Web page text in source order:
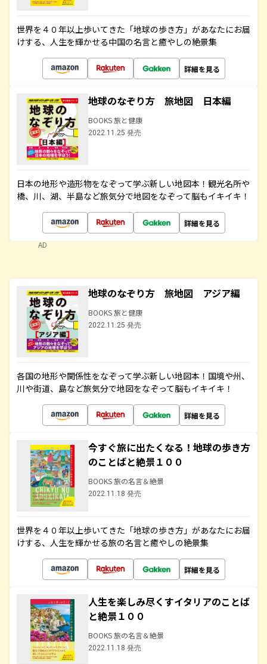
世界を４０年以上歩いてきた「地球の歩き方」があなたにお届
けする、人生を輝かせる中国の名言と癒やしの絶景集
詳細を見る
地球のなぞり方 旅地図 日本編
BOOKS 旅と健康
2022.11.25 発売
日本の地形や造形物をなぞって学ぶ新しい地図本！観光名所や
橋、川、湖、半島など旅気分で地図をなぞって脳もイキイキ！
詳細を見る
AD
地球のなぞり方 旅地図 アジア編
BOOKS 旅と健康
2022.11.25 発売
各国の地形や関係性をなぞって学ぶ新しい地図本！国境や州、
川や街道、島など旅気分で地図をなぞって脳もイキイキ！
詳細を見る
今すぐ旅に出たくなる！地球の歩き方
のことばと絶景１００
BOOKS 旅の名言＆絶景
2022.11.18 発売
世界を４０年以上歩いてきた「地球の歩き方」があなたにお届
けする、人生を輝かせる旅の名言と癒やしの絶景集
詳細を見る
人生を楽しみ尽くすイタリアのことば
と絶景１００
BOOKS 旅の名言＆絶景
2022.11.18 発売